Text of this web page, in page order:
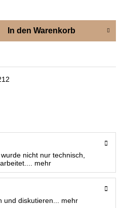
In den Warenkorb
nicht nur technisch,
mehr
diskutieren...
mehr